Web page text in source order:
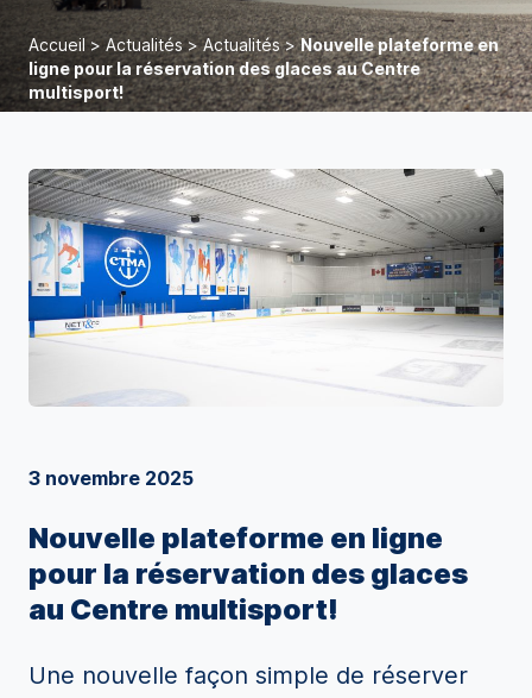
Accueil>Actualités>Actualités>Nouvelle plateforme en
ligne pour la réservation des glaces au Centre
multisport!
3 novembre 2025
Nouvelle plateforme en ligne
pour la réservation des glaces
au Centre multisport!
Une nouvelle façon simple de réserver